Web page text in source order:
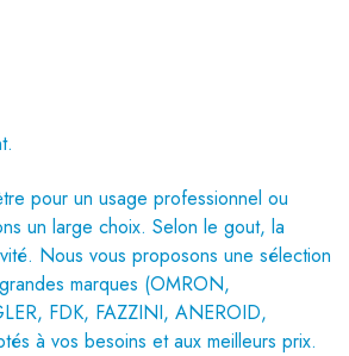
pour un usage professionnel ou
un large choix. Selon le gout, la
Nous vous proposons une sélection
marques (OMRON,
FDK, FAZZINI, ANEROID,
à vos besoins et aux meilleurs prix.